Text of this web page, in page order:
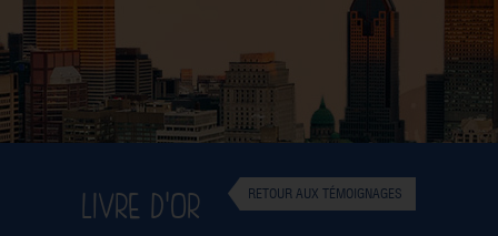
NOS OFFRES PARTENAIRES
DEVENIR MEMBRE
RETOUR AUX TÉMOIGNAGES
LIVRE D'OR